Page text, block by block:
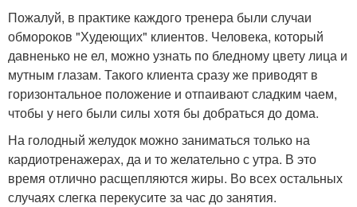
Пожалуй, в практике каждого тренера были случаи
обмороков "Худеющих" клиентов. Человека, который
давненько не ел, можно узнать по бледному цвету лица и
мутным глазам. Такого клиента сразу же приводят в
горизонтальное положение и отпаивают сладким чаем,
чтобы у него были силы хотя бы добраться до дома.
На голодный желудок можно заниматься только на
кардиотренажерах, да и то желательно с утра. В это
время отлично расщепляются жиры. Во всех остальных
случаях слегка перекусите за час до занятия.